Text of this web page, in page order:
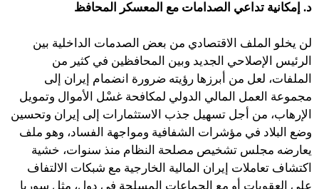
د. إمكانية تداعي الصدامات مع المعسكر المحافظ
لن يخلو الملف الاقتصادي من بعض الصدمات الداخلية بين
الرئيس الإصلاحي الجديد وبين المحافظين في كثير من
الملفات، لعل من أبرزها رؤيته ضرورة انضمام إيران إلى
مجموعة العمل المالي الدولي لمكافحة غسْل الأموال وتمويل
الإرهاب، من أجل تسهيل جذب الاستثمارات إلى إيران وتحسين
وضع البلاد في مؤشرات الشفافية ومواجهة الفساد، وهو ملف
يعارضه مجلس تشخيص مصلحة النظام منذ سنوات، خشية
اكتشاف تعاملات إيران المالية الخارجية مع شبكات الالتفاف
على العقوبات أو مع الجماعات المسلحة في دول، مثل سوريا